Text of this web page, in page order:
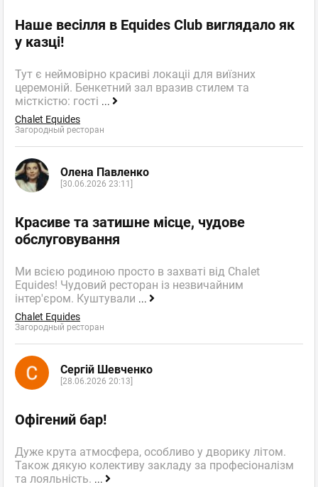
Наше весілля в Equides Club виглядало як
у казці!
Тут є неймовірно красиві локаціі для виїзних
церемоній. Бенкетний зал вразив стилем та
місткістю: гості ...
Chalet Equides
Загородный ресторан
Олена Павленко
[30.06.2026 23:11]
Красиве та затишне місце, чудове
обслуговування
Ми всією родиною просто в захваті від Chalet
Equides! Чудовий ресторан із незвичайним
інтер'єром. Куштували ...
Chalet Equides
Загородный ресторан
Сергій Шевченко
[28.06.2026 20:13]
Офігений бар!
Дуже крута атмосфера, особливо у дворику літом.
Також дякую колективу закладу за професіоналізм
та лояльність. ...